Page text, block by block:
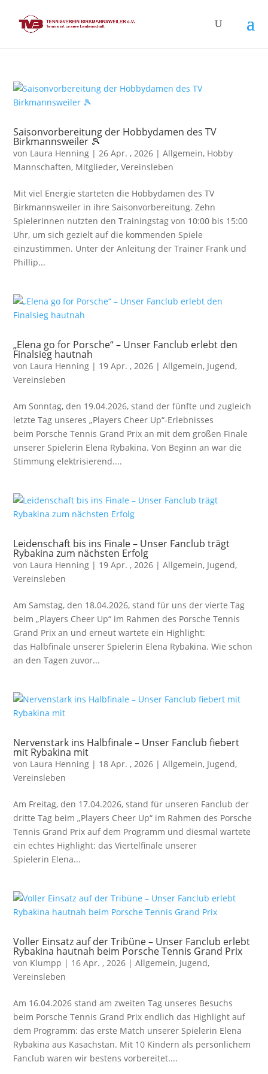
Saisonvorbereitung der Hobbydamen des TV
Birkmannsweiler 🎾
von Laura Henning |26 Apr. , 2026 |Allgemein, Hobby
Mannschaften, Mitglieder,Vereinsleben
Mit viel Energie starteten die Hobbydamen des TV
Birkmannsweiler in ihre Saisonvorbereitung. Zehn
Spielerinnen nutzten den Trainingstag von 10:00 bis 15:00
Uhr, um sich gezielt auf die kommenden Spiele
einzustimmen. Unter der Anleitung der Trainer Frank und
Phillip...
„Elena go for Porsche“ – Unser Fanclub erlebt den
Finalsieg hautnah
von Laura Henning | 19 Apr. , 2026 |Allgemein, Jugend,
Vereinsleben
Am Sonntag, den 19.04.2026, stand der fünfte und zugleich
letzte Tag unseres „Players Cheer Up“-Erlebnisses
beim Porsche Tennis Grand Prix an mit dem großen Finale
unserer Spielerin Elena Rybakina. Von Beginn an war die
Stimmung elektrisierend....
Leidenschaft bis ins Finale – Unser Fanclub trägt
Rybakina zum nächsten Erfolg
von Laura Henning | 19 Apr. , 2026 |Allgemein, Jugend,
Vereinsleben
Am Samstag, den 18.04.2026, stand für uns der vierte Tag
beim „Players Cheer Up“ im Rahmen des Porsche Tennis
Grand Prix an und erneut wartete ein Highlight:
das Halbfinale unserer Spielerin Elena Rybakina. Wie schon
an den Tagen zuvor...
Nervenstark ins Halbfinale – Unser Fanclub fiebert
mit Rybakina mit
von Laura Henning | 18 Apr. , 2026 |Allgemein, Jugend,
Vereinsleben
Am Freitag, den 17.04.2026, stand für unseren Fanclub der
dritte Tag beim „Players Cheer Up“ im Rahmen des Porsche
Tennis Grand Prix auf dem Programm und diesmal wartete
ein echtes Highlight: das Viertelfinale unserer
Spielerin Elena...
Voller Einsatz auf der Tribüne – Unser Fanclub erlebt
Rybakina hautnah beim Porsche Tennis Grand Prix
von Klumpp | 16 Apr. , 2026 |Allgemein, Jugend,
Vereinsleben
Am 16.04.2026 stand am zweiten Tag unseres Besuchs
beim Porsche Tennis Grand Prix endlich das Highlight auf
dem Programm: das erste Match unserer Spielerin Elena
Rybakina aus Kasachstan. Mit 10 Kindern als persönlichem
Fanclub waren wir bestens vorbereitet....